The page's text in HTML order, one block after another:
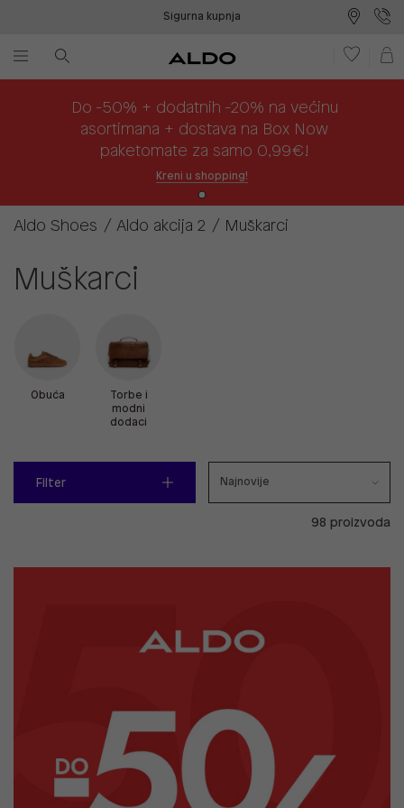
Sigurna kupnja
Do -50% + dodatnih -20% na većinu
asortimana + dostava na Box Now
paketomate za samo 0,99€!
Kreni u shopping!
Aldo Shoes Aldo akcija 2 Muškarci
Muškarci
Obuća
Torbe i
modni
dodaci
Filter
98 proizvoda